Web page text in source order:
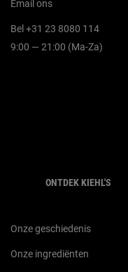
Email ons
Bel +31 23 8080 114
9:00 — 21:00 (Ma-Za)
ONTDEK KIEHL'S
Onze geschiedenis
Onze ingrediënten